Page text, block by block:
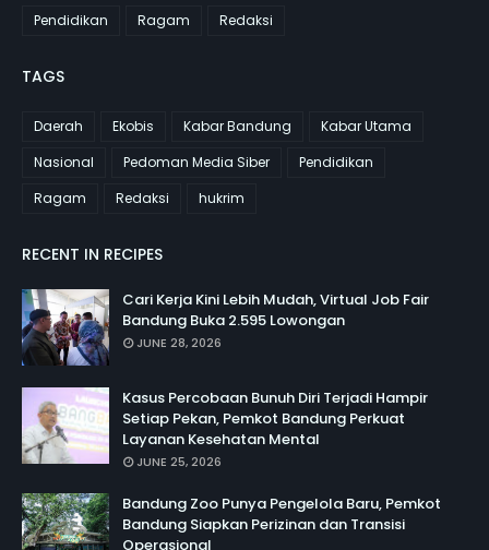
Pendidikan
Ragam Redaksi
TAGS
Daerah Ekobis Kabar Bandung
Kabar Utama
Nasional
Pedoman Media Siber
Pendidikan
Ragam
Redaksi hukrim
RECENT IN RECIPES
Cari Kerja Kini Lebih Mudah, Virtual Job Fair
Bandung Buka 2.595 Lowongan
JUNE 28, 2026
Kasus Percobaan Bunuh Diri Terjadi Hampir
Setiap Pekan, Pemkot Bandung Perkuat
Layanan Kesehatan Mental
JUNE 25, 2026
Bandung Zoo Punya Pengelola Baru, Pemkot
Bandung Siapkan Perizinan dan Transisi
Operasional